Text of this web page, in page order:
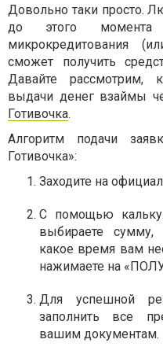
Довольно таки просто.
до этого
микрокредитования
сможет получить
Давайте рассмотрим,
выдачи денег взаймы
Готивочка.
Алгоритм подачи
Готивочка»:
Заходите на
С помощью
выбираете
какое время вам
нажимаете на
Для успешной
заполнить все
вашим документам.